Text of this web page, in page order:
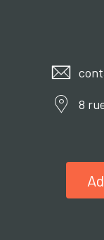
8